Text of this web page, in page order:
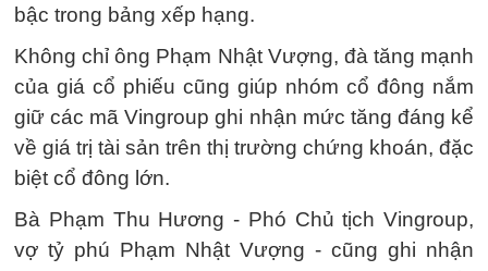
bậc trong bảng xếp hạng.
Không chỉ ông Phạm Nhật Vượng, đà tăng mạnh
của giá cổ phiếu cũng giúp nhóm cổ đông nắm
giữ các mã Vingroup ghi nhận mức tăng đáng kể
về giá trị tài sản trên thị trường chứng khoán, đặc
biệt cổ đông lớn.
Bà Phạm Thu Hương - Phó Chủ tịch Vingroup,
vợ tỷ phú Phạm Nhật Vượng - cũng ghi nhận